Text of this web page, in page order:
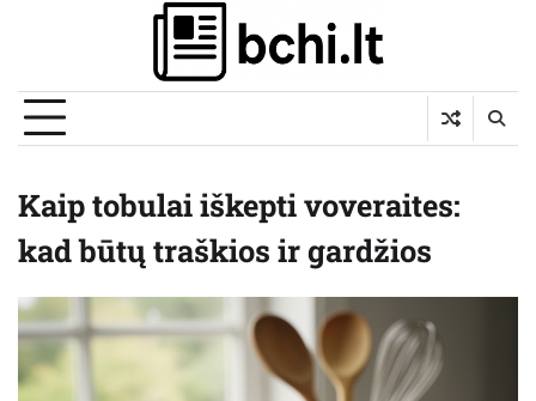
Kaip tobulai iškepti voveraites:
kad būtų traškios ir gardžios